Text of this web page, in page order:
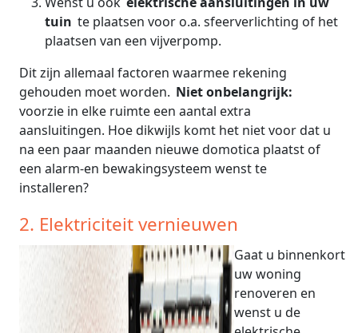
tuin te plaatsen voor o.a. sfeerverlichting of het
plaatsen van een vijverpomp.
Dit zijn allemaal factoren waarmee rekening
gehouden moet worden. Niet onbelangrijk:
voorzie in elke ruimte een aantal extra
aansluitingen. Hoe dikwijls komt het niet voor dat u
na een paar maanden nieuwe domotica plaatst of
een alarm-en bewakingsysteem wenst te
installeren?
2. Elektriciteit vernieuwen
Gaat u binnenkort
uw woning
renoveren en
wenst u de